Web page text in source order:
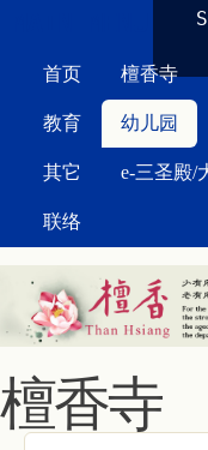
首页 檀香寺
教育 幼儿园
其它 e-三圣殿/
联络
檀香寺